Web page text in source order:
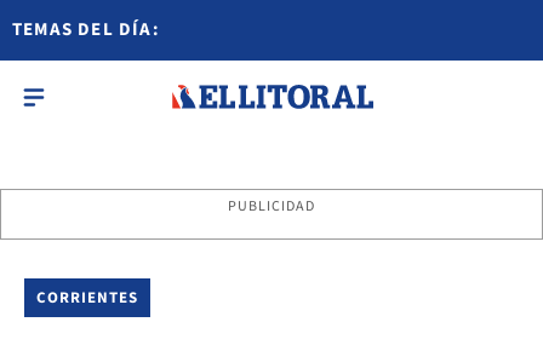
TEMAS DEL DÍA:
PUBLICIDAD
CORRIENTES